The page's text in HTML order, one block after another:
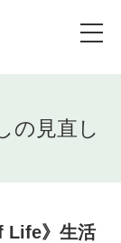
の見直し
Life》生活